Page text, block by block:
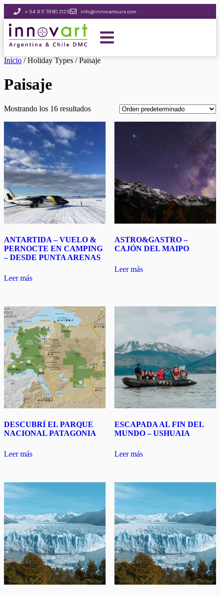
+ 54 9 11 7890 2125 info@innovartours.com
Inicio / Holiday Types / Paisaje
Paisaje
Mostrando los 16 resultados
ANTARTIDA – VUELO &
PERNOCTE EN CAMPING
– DESDE PUNTA ARENAS
Leer más
ASTRO&GASTRO –
CAJÓN DEL MAIPO
Leer más
DESCUBRÍ EL PARQUE
NACIONAL PATAGONIA
Leer más
ESCAPADA AL FIN DEL
MUNDO – USHUAIA
Leer más